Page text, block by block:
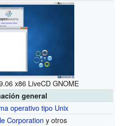
x86 LiveCD GNOME
general
operativo tipo Unix
Corporation y otros